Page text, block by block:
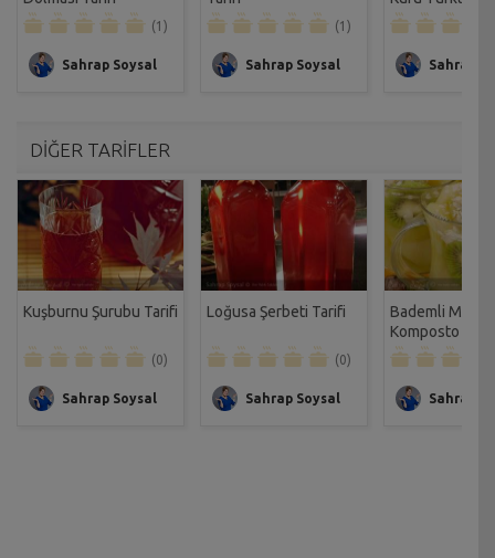
(1)
Sahrap Soysal
(1)
Sahrap Soysal
Tarifi
Sahrap
DİĞER TARİFLER
Kuşburnu Şurubu Tarifi
(0)
Sahrap Soysal
Loğusa Şerbeti Tarifi
(0)
Sahrap Soysal
Bademli
Komposto
Sahrap